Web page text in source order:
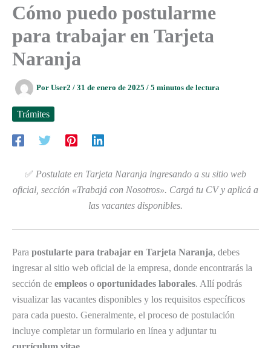
Cómo puedo postularme
para trabajar en Tarjeta
Naranja
Por User2 / 31 de enero de 2025 / 5 minutos de lectura
Trámites
✅ Postulate en Tarjeta Naranja ingresando a su sitio web
oficial, sección «Trabajá con Nosotros». Cargá tu CV y aplicá a
las vacantes disponibles.
Para postularte para trabajar en Tarjeta Naranja, debes
ingresar al sitio web oficial de la empresa, donde encontrarás la
sección de empleos o oportunidades laborales. Allí podrás
visualizar las vacantes disponibles y los requisitos específicos
para cada puesto. Generalmente, el proceso de postulación
incluye completar un formulario en línea y adjuntar tu